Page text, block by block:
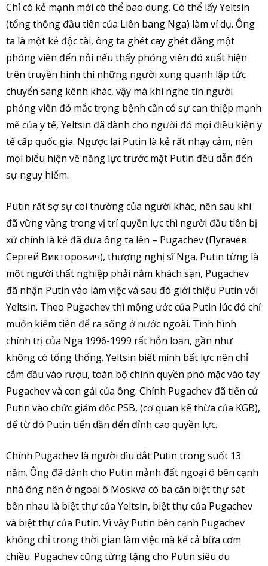
Chỉ có kẻ mạnh mới có thể bao dung. Có thể lấy Yeltsin
(tổng thống đầu tiên của Liên bang Nga) làm ví dụ. Ông
ta là một kẻ độc tài, ông ta ghét cay ghét đắng một
phóng viên đến nỗi nếu thấy phóng viên đó xuất hiện
trên truyền hình thì những người xung quanh lập tức
chuyển sang kênh khác, vậy mà khi nghe tin người
phỏng viên đó mắc trọng bệnh cần có sự can thiệp mạnh
mẽ của y tế, Yeltsin đã dành cho người đó mọi điều kiện y
tế cấp quốc gia. Ngược lại Putin là kẻ rất nhạy cảm, nên
mọi biểu hiện về năng lực trước mặt Putin đều dẫn đến
sự nguy hiểm.
Putin rất sợ sự coi thường của người khác, nên sau khi
đã vững vàng trong vị trí quyền lực thì người đầu tiên bị
xử chính là kẻ đã đưa ông ta lên – Pugachev (Пугачёв
Сергей Викторович), thượng nghị sĩ Nga. Putin từng là
một người thất nghiệp phải nằm khách sạn, Pugachev
đã nhận Putin vào làm việc và sau đó giới thiệu Putin với
Yeltsin. Theo Pugachev thì mộng ước của Putin lúc đó chỉ
muốn kiếm tiền để ra sống ở nước ngoài. Tình hình
chính trị của Nga 1996-1999 rất hỗn loạn, gần như
không có tổng thống. Yeltsin biết mình bất lực nên chỉ
cắm đầu vào rượu, toàn bộ chính quyền phó mặc vào tay
Pugachev và con gái của ông. Chính Pugachev đã tiến cử
Putin vào chức giám đốc PSB, (cơ quan kế thừa của KGB),
để từ đó Putin tiến dần đến đỉnh cao quyền lực.
Chính Pugachev là người dìu dắt Putin trong suốt 13
năm. Ông đã dành cho Putin mảnh đất ngoại ô bên cạnh
nhà ông nên ở ngoại ô Moskva có ba căn biệt thự sát
bên nhau là biệt thự của Yeltsin, biệt thự của Pugachev
và biệt thự của Putin. Vì vậy Putin bên cạnh Pugachev
không chỉ trong thời gian làm việc mà kể cả bữa cơm
chiều. Pugachev cũng từng tặng cho Putin siêu du